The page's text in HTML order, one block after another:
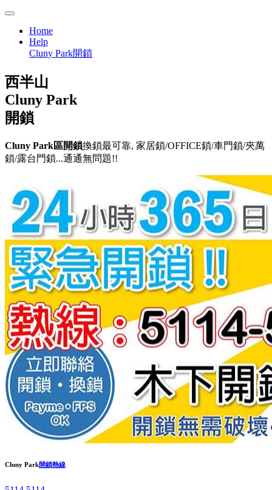
Home
Help
Cluny Park開鎖
西半山
Cluny Park
開鎖
Cluny Park區開鎖換鎖最可靠, 家居鎖/OFFICE鎖/車門鎖/夾萬
鎖/露台門鎖...通通無問題!!
Cluny Park開鎖熱線